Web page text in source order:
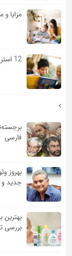
مزایا
12 استراتژی برای ایجاد انگیزه در کودک برای یادگیری
فارسی
بهروز
جدید